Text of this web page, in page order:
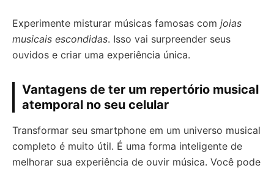
Experimente misturar músicas famosas com joias
musicais escondidas. Isso vai surpreender seus
ouvidos e criar uma experiência única.
Vantagens de ter um repertório musical
atemporal no seu celular
Transformar seu smartphone em um universo musical
completo é muito útil. É uma forma inteligente de
melhorar sua experiência de ouvir música. Você pode